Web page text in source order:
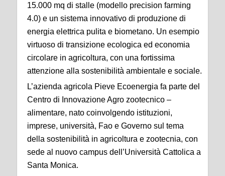
15.000 mq di stalle (modello precision farming
4.0) e un sistema innovativo di produzione di
energia elettrica pulita e biometano. Un esempio
virtuoso di transizione ecologica ed economia
circolare in agricoltura, con una fortissima
attenzione alla sostenibilità ambientale e sociale.
L’azienda agricola Pieve Ecoenergia fa parte del
Centro di Innovazione Agro zootecnico –
alimentare, nato coinvolgendo istituzioni,
imprese, università, Fao e Governo sul tema
della sostenibilità in agricoltura e zootecnia, con
sede al nuovo campus dell’Università Cattolica a
Santa Monica.